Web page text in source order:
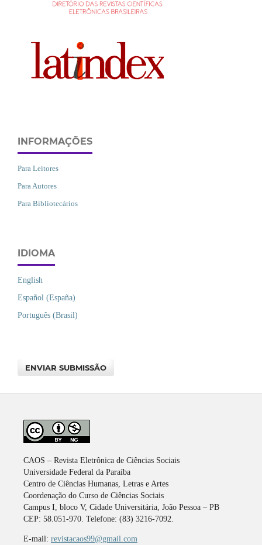
INFORMAÇÕES
Para Leitores
Para Autores
Para Bibliotecários
IDIOMA
English
Español (España)
Português (Brasil)
ENVIAR SUBMISSÃO
CAOS – Revista Eletrônica de Ciências Sociais
Universidade Federal da Paraíba
Centro de Ciências Humanas, Letras e Artes
Coordenação do Curso de Ciências Sociais
Campus I, bloco V, Cidade Universitária, João Pessoa – PB
CEP: 58.051-970. Telefone: (83) 3216-7092.
E-mail: revistacaos99@gmail.com